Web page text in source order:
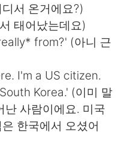
서 온거에요?)
태어났는데요)
from?' (아니 근
I'm a US citizen.
Korea.' (이미 말
난 사람이에요. 미국
한국에서 오셨어